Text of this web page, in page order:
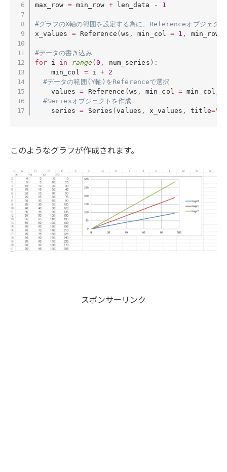
max_row = min_row + len_data - 1
#グラフのX軸の範囲を設定する為に、Referenceオブジェクト
x_values = Reference (ws , min_col = 1 , min_row
#データの書き込み
for i in range(0 , num_series ) :
	min_col
= i + 2
#データの範囲(Y軸)をReferenceで選択
	values
= Reference (ws , min_col = min_col
#Seriesオブジェクトを作成
	series
= Series (values , x_values , title=
このようなグラフが作成されます。
スポンサーリンク